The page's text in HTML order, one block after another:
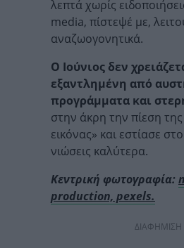
λεπτά χωρίς
media, πίστεψέ με,
αναζωογονητικά.
Ο Ιούνιος δεν
εξαντλημένη από
προγράμματα και
στην άκρη την πίεση της
εικόνας» και εστίασε
νιώσεις καλύτερα.
Κεντρική φωτογραφία:
production, pexels.
ΔΙΑΦΗΜΙΣΗ